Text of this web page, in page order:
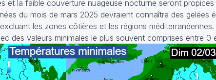
et la faible couverture nuageuse nocturne seront
du mois de mars 2025 devraient connaître des gelées
les zones côtières et les régions
des valeurs minimales le plus souvent comprises entre 0